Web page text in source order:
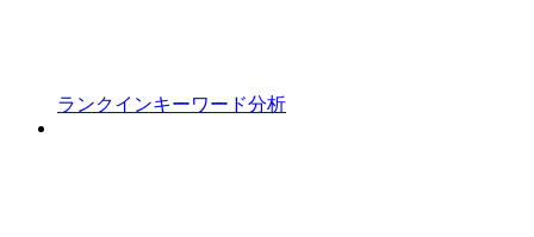
ランクインキーワード分析